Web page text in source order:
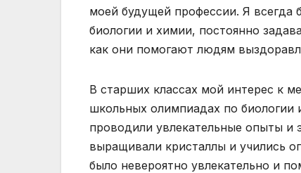
моей будущей профессии. Я всегда
биологии и химии, постоянно
как они помогают людям
В старших классах мой интерес к
школьных олимпиадах по
проводили увлекательные опыты
выращивали кристаллы и учились
было невероятно увлекательно и